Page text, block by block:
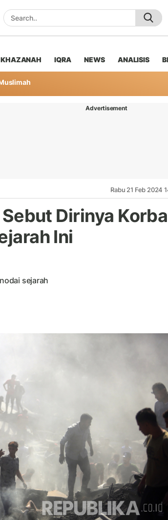
KHAZANAH IQRA NEWS ANALISIS
Advertisement
Rabu 21 Feb 2024
Dirinya
Ini
sejarah